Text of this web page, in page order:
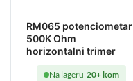
RM065 potenciometar
500K Ohm
horizontalni trimer
Na lageru 20+ kom